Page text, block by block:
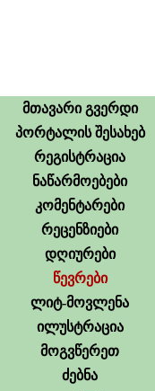
მთავარი გვერდი
პორტალის შესახებ
რეგისტრაცია
ნაწარმოებები
კომენტარები
რეცენზიები
დღიურები
წევრები
ლიტ-მოვლენა
ილუსტრაცია
მოგვწერეთ
ძებნა